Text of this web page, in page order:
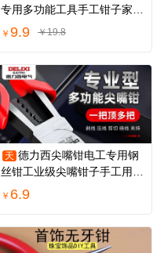
专用多功能工具手工钳子家用
钢丝钳套装
￥ 9.9 ￥19.8
天 德力西尖嘴钳电工专用钢
丝钳工业级尖嘴钳子手工用加
长钳小剥线钳
￥ 6.9